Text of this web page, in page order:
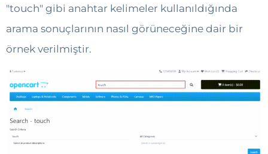
"touch" gibi anahtar kelimeler kullanıldığında
arama sonuçlarının nasıl görüneceğine dair bir
örnek verilmiştir.